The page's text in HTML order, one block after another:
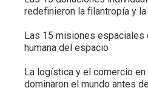
redefinieron la filantropía y
Las 15 misiones espaciales
humana del espacio
La logística y el comercio
dominaron el mundo antes